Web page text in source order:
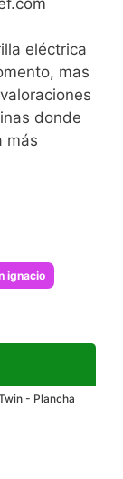
eléctrica
mas
donde
más
ignacio
- Plancha